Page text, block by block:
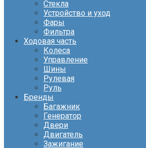
Стекла
Устройство и уход
Фары
Фильтра
Ходовая часть
Колеса
Управление
Шины
Рулевая
Руль
Бренды
Багажник
Генератор
Двери
Двигатель
Зажигание